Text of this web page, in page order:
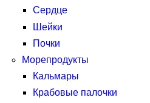
Сердце
Шейки
Почки
Морепродукты
Кальмары
Крабовые палочки